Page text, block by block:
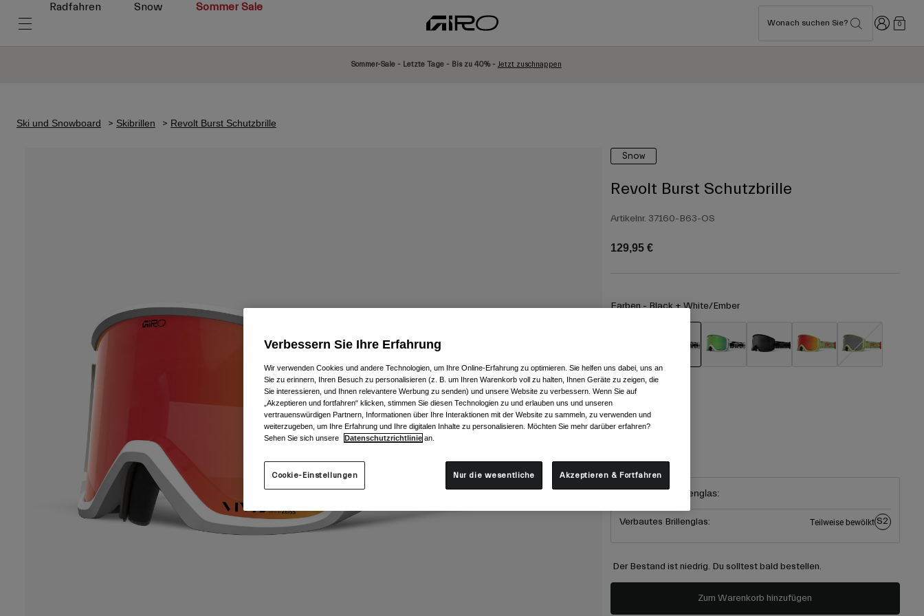
Radfahren Snow Sommer Sale
Wonach suchen Sie? Anmelden
0
Sommer-Sale - Letzte Tage - Bis zu 40% - Jetzt zuschnappen
Ski und Snowboard Skibrillen Revolt Burst Schutzbrille
Snow
Revolt Burst Schutzbrille
Artikelnr. 37160-B63-OS
129,95 €
Farben -Black + White/Ember
Größe
Inkludiertes Brillenglas:
Verbautes Brillenglas: Teilweise bewölkt S2
Der Bestand ist niedrig. Du solltest bald bestellen.
Zum Warenkorb hinzufügen
Verbessern Sie Ihre Erfahrung
Wir verwenden Cookies und andere Technologien, um Ihre Online-Erfahrung zu optimieren. Sie helfen uns dabei, uns an
Sie zu erinnern, Ihren Besuch zu personalisieren (z. B. um Ihren Warenkorb voll zu halten, Ihnen Geräte zu zeigen, die
Sie interessieren, und Ihnen relevantere Werbung zu senden) und unsere Website zu verbessern. Wenn Sie auf
„Akzeptieren und fortfahren“ klicken, stimmen Sie diesen Technologien zu und erlauben uns und unseren
vertrauenswürdigen Partnern, Informationen über Ihre Interaktionen mit der Website zu sammeln, zu verwenden und
weiterzugeben, um Ihre Erfahrung und Ihre digitalen Inhalte zu personalisieren. Möchten Sie mehr darüber erfahren?
Sehen Sie sich unsere
Datenschutzrichtlinie an.
Cookie-Einstellungen Nur die wesentliche Akzeptieren & Fortfahren